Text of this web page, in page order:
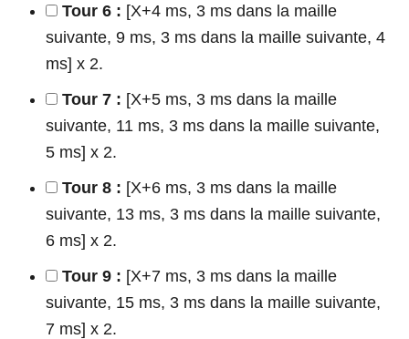
Tour 6 : [X+4 ms, 3 ms dans la maille
suivante, 9 ms, 3 ms dans la maille suivante, 4
ms] x 2.
Tour 7 : [X+5 ms, 3 ms dans la maille
suivante, 11 ms, 3 ms dans la maille suivante,
5 ms] x 2.
Tour 8 : [X+6 ms, 3 ms dans la maille
suivante, 13 ms, 3 ms dans la maille suivante,
6 ms] x 2.
Tour 9 : [X+7 ms, 3 ms dans la maille
suivante, 15 ms, 3 ms dans la maille suivante,
7 ms] x 2.